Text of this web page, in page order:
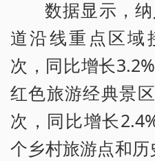
数据显示，
道沿线重点区域
次，同比增长
红色旅游经典景
次，同比增长
个乡村旅游点和